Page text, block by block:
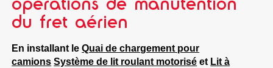
du fret aérien
En installant leQuai de chargement pour
camions Système de lit roulant motorisé et Lit à